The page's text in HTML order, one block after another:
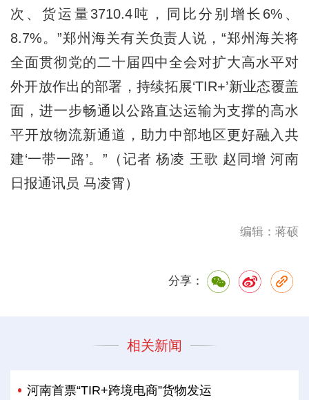
次、货运量3710.4吨，同比分别增长6%、
8.7%。”郑州海关有关负责人说，“郑州海关将
全面贯彻党的二十届四中全会对扩大高水平对
外开放作出的部署，持续拓展‘TIR+’新业态覆盖
面，进一步畅通以公路直达运输为支撑的高水
平开放物流新通道，助力中部地区更好融入共
建‘一带一路’。”（记者 杨凌 王歌 赵同增 河南
日报通讯员 马凌霄）
编辑：蒋硕
分享：
相关新闻
河南首票“TIR+跨境电商”货物发运